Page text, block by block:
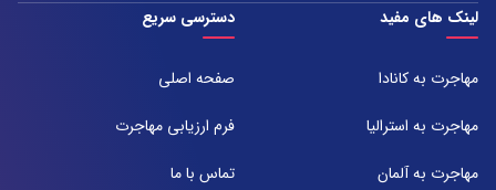
051-31737000
شعبه 1
آدرس:
تلفن:
شعبه 2
لینک های مفید
مهاجرت به کانادا
مهاجرت به استرالیا
مهاجرت به آلمان
دسترسی سریع
صفحه اصلی
فرم ارزیابی مهاجرت
تماس با ما